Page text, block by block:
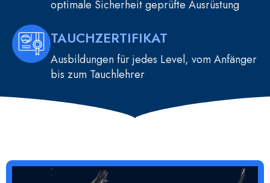
optimale Sicherheit geprüfte Ausrüstung
TAUCHZERTIFIKAT
Ausbildungen für jedes Level, vom Anfänger
bis zum Tauchlehrer